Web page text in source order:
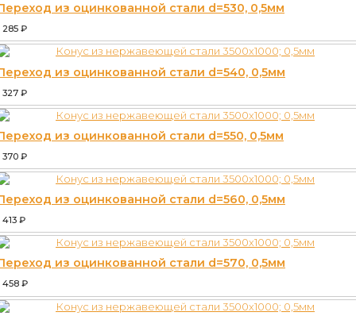
из оцинкованной стали d=530, 0,5мм
285 ₽
из оцинкованной стали d=540, 0,5мм
327 ₽
из оцинкованной стали d=550, 0,5мм
370 ₽
из оцинкованной стали d=560, 0,5мм
413 ₽
из оцинкованной стали d=570, 0,5мм
458 ₽